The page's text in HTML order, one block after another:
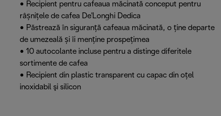
• Recipient pentru cafeaua măcinată conceput pentru
râșnițele de cafea De'Longhi Dedica
• Păstrează în siguranță cafeaua măcinată, o ține departe
de umezeală și îi menține prospețimea
• 10 autocolante incluse pentru a distinge diferitele
sortimente de cafea
• Recipient din plastic transparent cu capac din oţel
inoxidabil şi silicon